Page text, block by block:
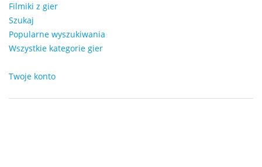
Filmiki z gier
Szukaj
Popularne wyszukiwania
Wszystkie kategorie gier
Twoje konto